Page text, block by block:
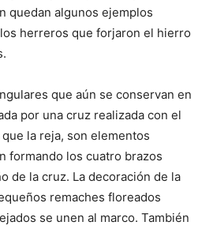
quedan algunos ejemplos
herreros que forjaron el hierro
que aún se conservan en
por una cruz realizada con el
la reja, son elementos
formando los cuatro brazos
de la cruz. La decoración de la
remaches floreados
se unen al marco. También